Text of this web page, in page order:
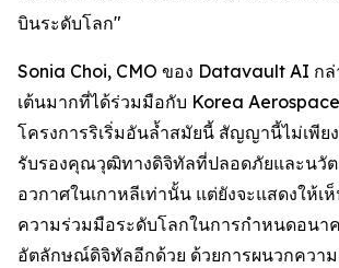
บินระดับโลก"
Sonia Choi, CMO ของ Datavault AI กล่
เต้นมากที่ได้ร่วมมือกับ Korea
โครงการริเริ่มอันล้ำสมัยนี้ สัญญานี้ไม่เพีย
รับรองคุณวุฒิทางดิจิทัลที่ปลอดภัยและนวั
อวกาศในเกาหลีเท่านั้น แต่ยังจะแสดงให้เ
ความร่วมมือระดับโลกในการกำหนดอนา
อัตลักษณ์ดิจิทัลอีกด้วย ด้วยการผนวกความ